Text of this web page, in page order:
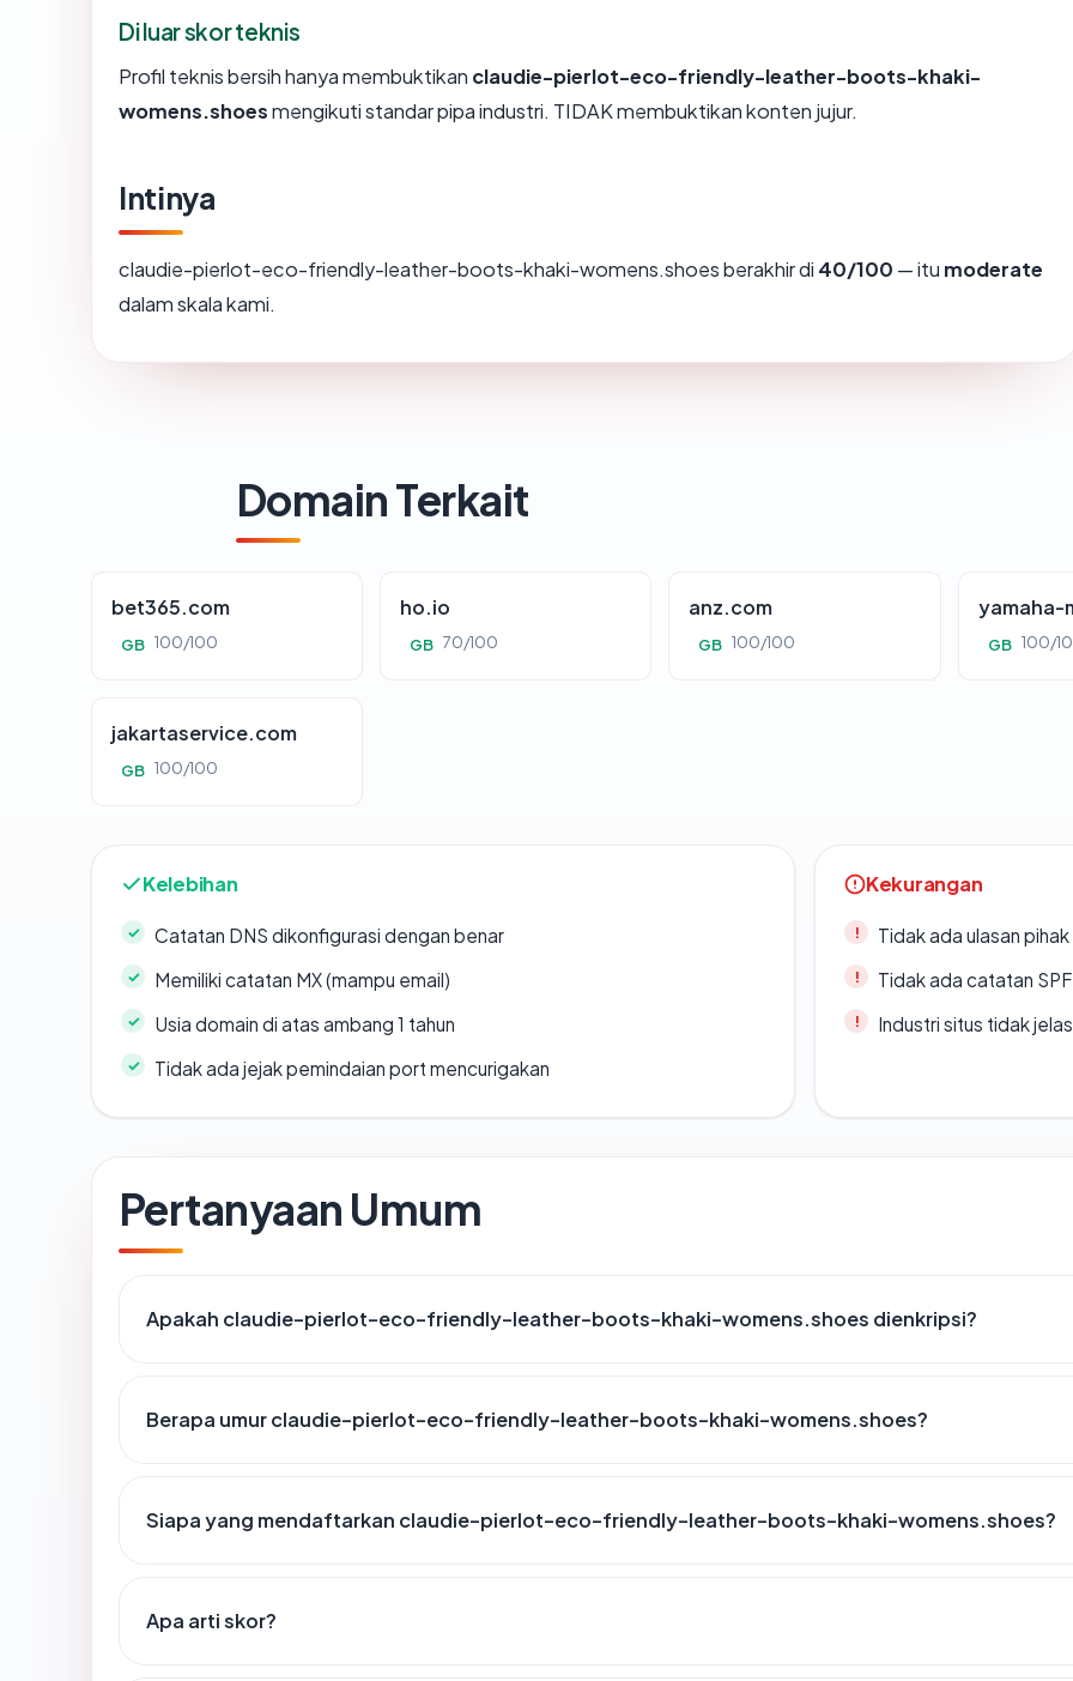
Di luar skor teknis
Profil teknis bersih hanya membuktikan claudie-pierlot-eco-friendly-leather-boots-khaki-
womens.shoesmengikuti standar pipa industri. TIDAK membuktikan konten jujur.
Intinya
claudie-pierlot-eco-friendly-leather-boots-khaki-womens.shoes berakhir di 40/100 — itu moderate
dalam skala kami.
Domain Terkait
bet365.com
GB 100/100
ho.io
GB 70/100
anz.com
GB 100/100
yamaha-
GB 100/
jakartaservice.com
GB 100/100
Kelebihan
Catatan DNS dikonfigurasi dengan benar
Memiliki catatan MX (mampu email)
Usia domain di atas ambang 1 tahun
Tidak ada jejak pemindaian port mencurigakan
Kekurangan
Tidak ada ulasan
Tidak ada catatan
Industri situs tidak
Pertanyaan Umum
Apakah claudie-pierlot-eco-friendly-leather-boots-khaki-womens.shoes dienkripsi?
Berapa umur claudie-pierlot-eco-friendly-leather-boots-khaki-womens.shoes?
Siapa yang mendaftarkan claudie-pierlot-eco-friendly-leather-boots-khaki-womens.shoes?
Apa arti skor?